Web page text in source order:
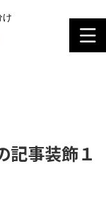
け
記事装飾１